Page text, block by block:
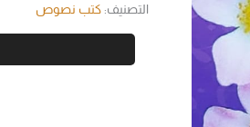
التصنيف:كتب نصوص